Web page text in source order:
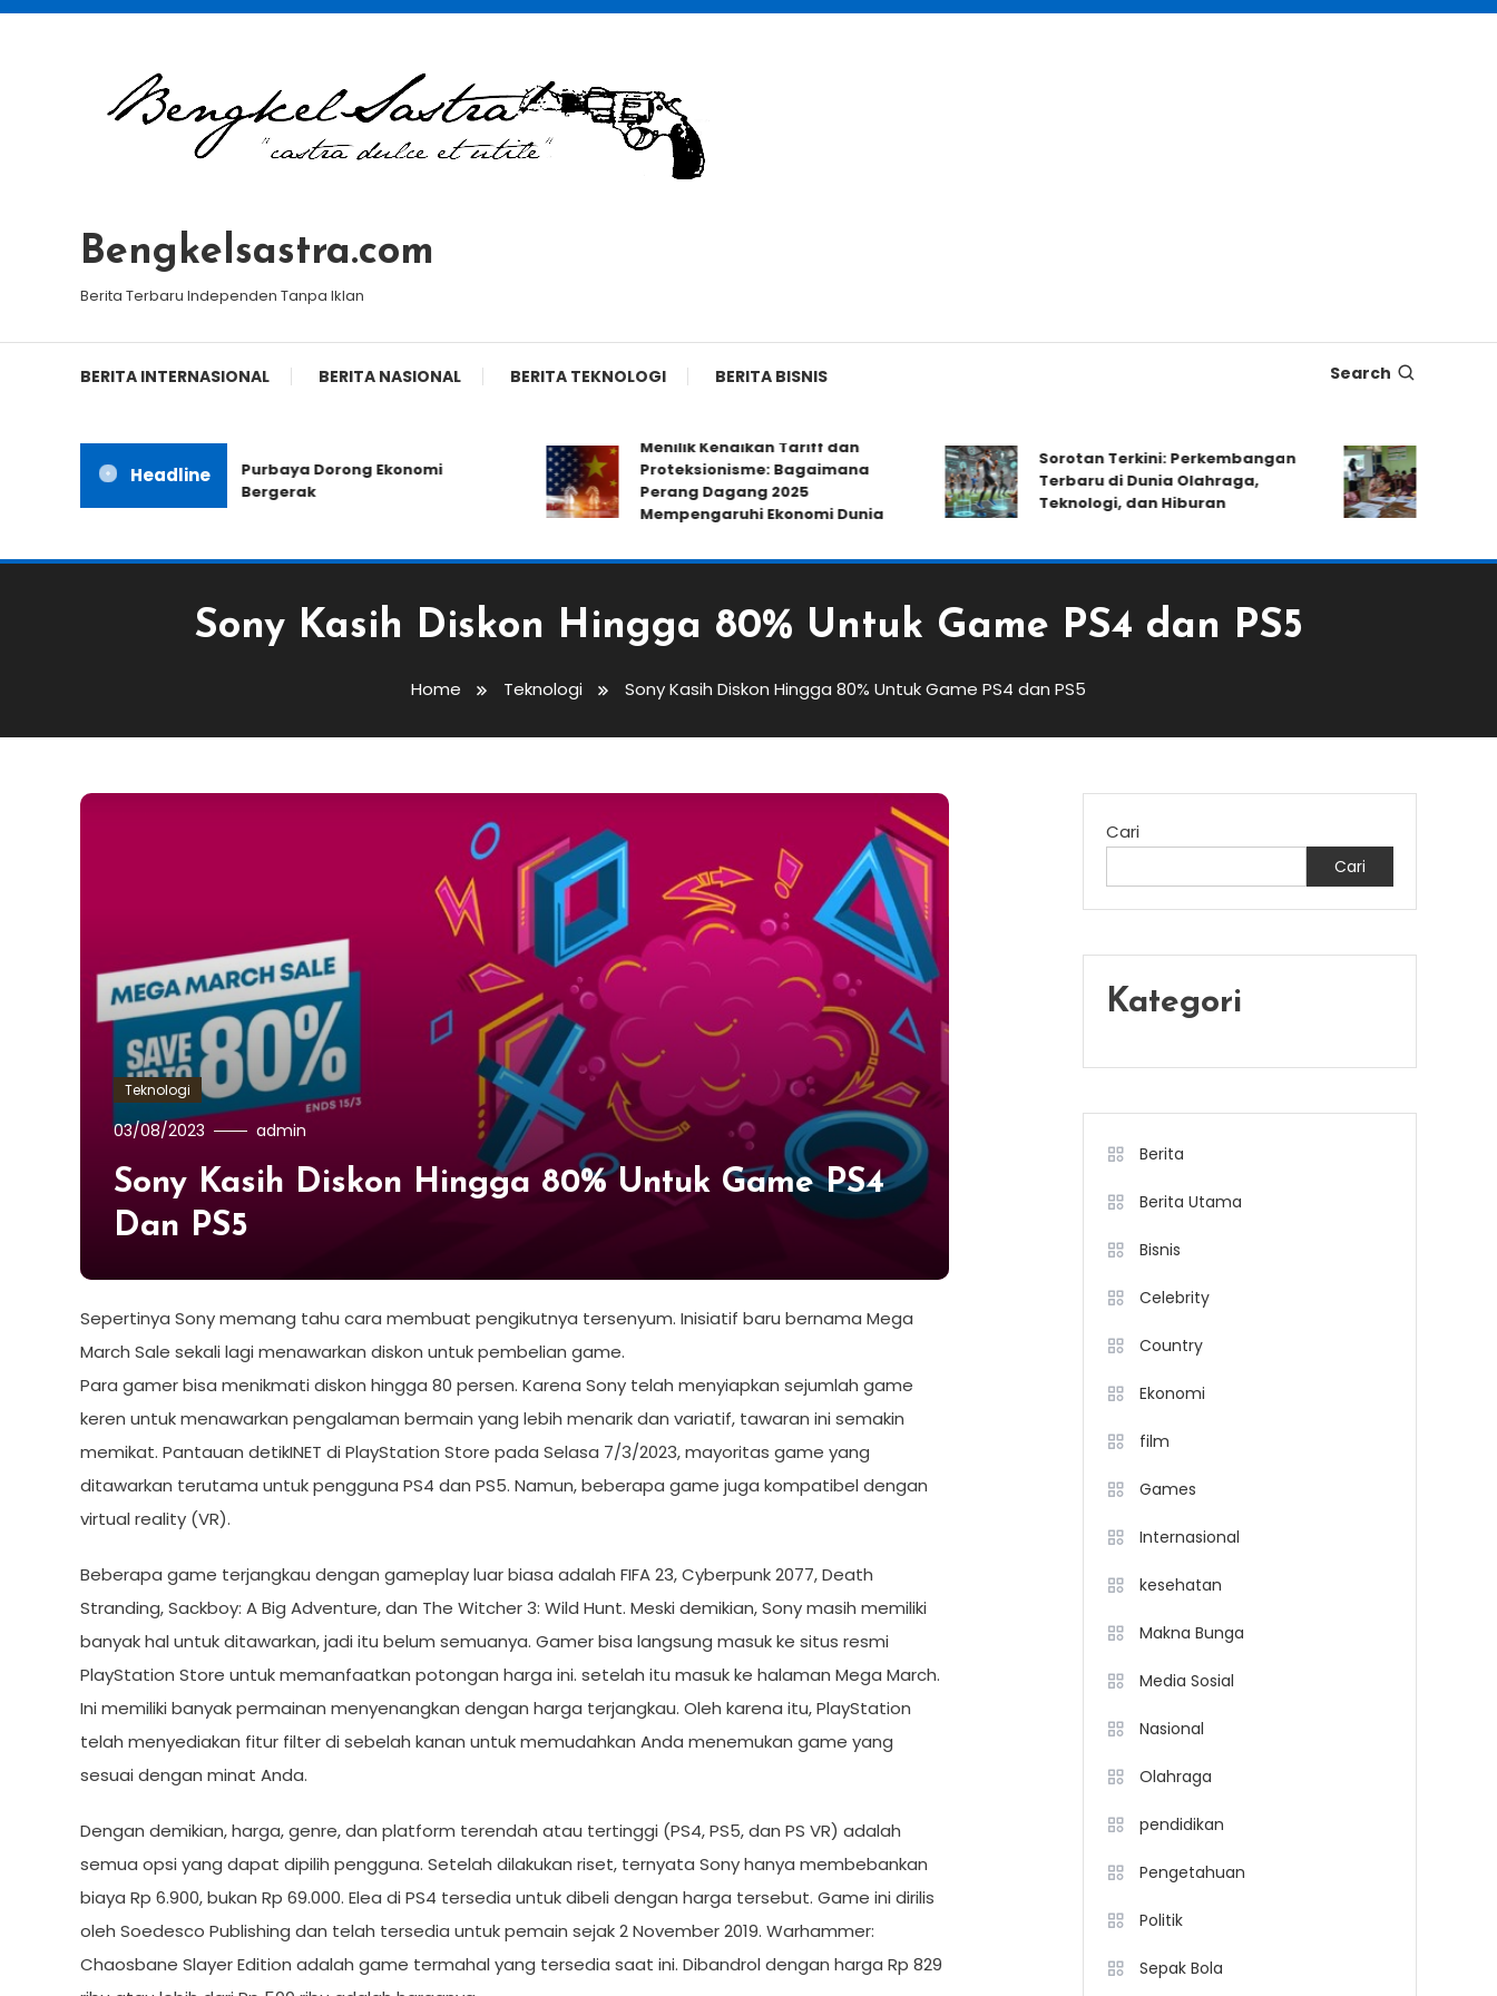
Skip
Bengkelsastra.com
Berita Terbaru Independen Tanpa Iklan
BERITA INTERNASIONAL BERITA NASIONAL BERITA TEKNOLOGI BERITA BISNIS Search
Headline
Purbaya Dorong Ekonomi
Bergerak
Menilik Kenaikan Tariff dan
Proteksionisme: Bagaimana
Perang Dagang 2025
Mempengaruhi Ekonomi Dunia
Sorotan Terkini: Perkembangan
Terbaru di Dunia Olahraga,
Teknologi, dan Hiburan
Dampak
Proyek
Sony Kasih Diskon Hingga 80% Untuk Game PS4 dan PS5
Home Teknologi Sony Kasih Diskon Hingga 80% Untuk Game PS4 dan PS5
Teknologi
03/08/2023 admin
Sony Kasih Diskon Hingga 80% Untuk Game PS4
Dan PS5
Sepertinya Sony memang tahu cara membuat pengikutnya tersenyum. Inisiatif baru bernama Mega
March Sale sekali lagi menawarkan diskon untuk pembelian game.
Para gamer bisa menikmati diskon hingga 80 persen. Karena Sony telah menyiapkan sejumlah game
keren untuk menawarkan pengalaman bermain yang lebih menarik dan variatif, tawaran ini semakin
memikat. Pantauan detikINET di PlayStation Store pada Selasa 7/3/2023, mayoritas game yang
ditawarkan terutama untuk pengguna PS4 dan PS5. Namun, beberapa game juga kompatibel dengan
virtual reality (VR).
Beberapa game terjangkau dengan gameplay luar biasa adalah FIFA 23, Cyberpunk 2077, Death
Stranding, Sackboy: A Big Adventure, dan The Witcher 3: Wild Hunt. Meski demikian, Sony masih memiliki
banyak hal untuk ditawarkan, jadi itu belum semuanya. Gamer bisa langsung masuk ke situs resmi
PlayStation Store untuk memanfaatkan potongan harga ini. setelah itu masuk ke halaman Mega March.
Ini memiliki banyak permainan menyenangkan dengan harga terjangkau. Oleh karena itu, PlayStation
telah menyediakan fitur filter di sebelah kanan untuk memudahkan Anda menemukan game yang
sesuai dengan minat Anda.
Dengan demikian, harga, genre, dan platform terendah atau tertinggi (PS4, PS5, dan PS VR) adalah
semua opsi yang dapat dipilih pengguna. Setelah dilakukan riset, ternyata Sony hanya membebankan
biaya Rp 6.900, bukan Rp 69.000. Elea di PS4 tersedia untuk dibeli dengan harga tersebut. Game ini dirilis
oleh Soedesco Publishing dan telah tersedia untuk pemain sejak 2 November 2019. Warhammer:
Chaosbane Slayer Edition adalah game termahal yang tersedia saat ini. Dibandrol dengan harga Rp 829
Cari
Cari
Kategori
Berita
Berita Utama
Bisnis
Celebrity
Country
Ekonomi
film
Games
Internasional
kesehatan
Makna Bunga
Media Sosial
Nasional
Olahraga
pendidikan
Pengetahuan
Politik
Sepak Bola